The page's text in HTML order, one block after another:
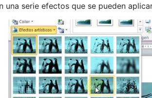
una serie efectos que se pueden